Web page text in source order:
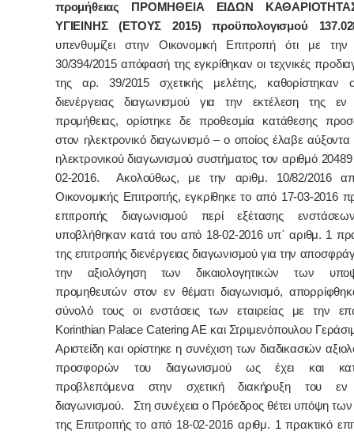
προμήθειας ΠΡΟΜΗΘΕΙΑ ΕΙΔΩΝ
ΥΓΙΕΙΝΗΣ (ΕΤΟΥΣ 2015) προϋπολογισμού
υπενθυμίζει στην Οικονομική Επιτροπή ότι με την
30/394/2015 απόφασή της εγκρίθηκαν οι τεχνικές
της αρ. 39/2015 σχετικής μελέτης, καθορίστηκαν
διενέργειας διαγωνισμού για την εκτέλεση της εν
προμήθειας, ορίστηκε δε προθεσμία κατάθεσης
στον ηλεκτρονικό διαγωνισμό – ο οποίος έλαβε αύξοντα
ηλεκτρονικού διαγωνισμού συστήματος τον αριθμό
02-2016. Ακολούθως, με την αριθμ. 10/82/2016
Οικονομικής Επιτροπής, εγκρίθηκε το από 17-03-2016
επιτροπής διαγωνισμού περί εξέτασης
υποβλήθηκαν κατά του από 18-02-2016 υπ΄ αριθμ. 1
της επιτροπής διενέργειας διαγωνισμού για την
την αξιολόγηση των δικαιολογητικών των
προμηθευτών στον εν θέματι διαγωνισμό,
σύνολό τους οι ενστάσεις των εταιρείας με την
Korinthian Palace Catering AE και Στριμενόπουλου
Αριστείδη και ορίστηκε η συνέχιση των διαδικασιών
προσφορών του διαγωνισμού ως έχει και
προβλεπόμενα στην σχετική διακήρυξη του
διαγωνισμού. Στη συνέχεια ο Πρόεδρος θέτει υπόψη
της Επιτροπής το από 18-02-2016 αριθμ. 1 πρακτικό